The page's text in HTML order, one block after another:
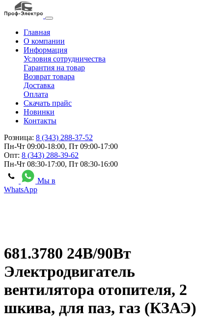
Главная
О компании
Информация
Условия сотрудничества
Гарантия на товар
Возврат товара
Доставка
Оплата
Скачать прайс
Новинки
Контакты
Розница: 8 (343) 288-37-52
Пн-Чт 09:00-18:00, Пт 09:00-17:00
Опт: 8 (343) 288-39-62
Пн-Чт 08:30-17:00, Пт 08:30-16:00
Мы в
WhatsApp
681.3780 24В/90Вт
Электродвигатель
вентилятора отопителя, 2
шкива, для паз, газ (КЗАЭ)